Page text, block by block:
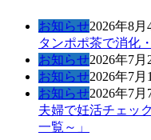
お知らせ2026年8月
タンポポ茶で消化
お知らせ2026年7月
お知らせ2026年7月
お知らせ2026年7月
夫婦で妊活チェッ
一覧～」